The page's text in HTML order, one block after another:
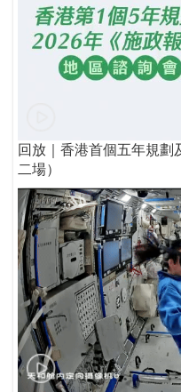
回放｜香港首個五年規劃
二場）